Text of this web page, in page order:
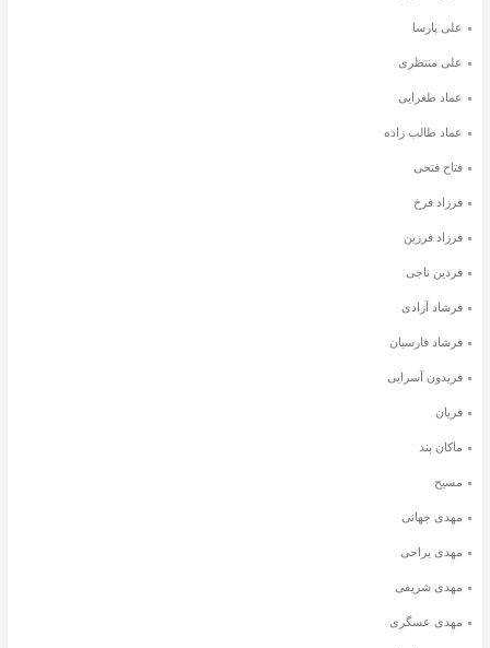
علی پارسا
علی منتظری
عماد طغرایی
عماد طالب زاده
فتاح فتحی
فرزاد فرخ
فرزاد فرزین
فردین ناجی
فرشاد آزادی
فرشاد فارسیان
فریدون آسرایی
فریان
ماکان بند
مسیح
مهدی جهانی
مهدی یراحی
مهدی شریفی
مهدی عسگری